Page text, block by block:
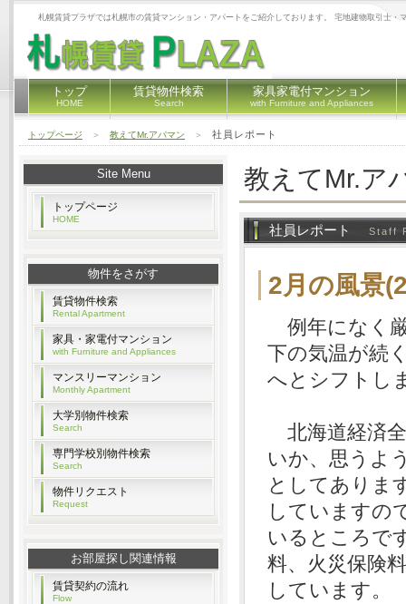
札幌賃貸プラザでは札幌市の賃貸マンション・アパートをご紹介しております。 宅地建物取引士
トップ
HOME
賃貸物件検索
Search
家具家電付マンション
with Furniture and Appliances
トップページ ＞ 教えてMr.アパマン ＞ 社員レポート
教えてMr.ア
社員レポート Staff
2月の風景
例年になく
下の気温が続
へとシフトし
北海道経済
いか、思うよ
としてありま
していますの
いるところで
料、火災保険
しています。
Site Menu
トップページ
HOME
物件をさがす
賃貸物件検索
Rental Apartment
家具・家電付マンション
with Furniture and Appliances
マンスリーマンション
Monthly Apartment
大学別物件検索
Search
専門学校別物件検索
Search
物件リクエスト
Request
お部屋探し関連情報
賃貸契約の流れ
Flow